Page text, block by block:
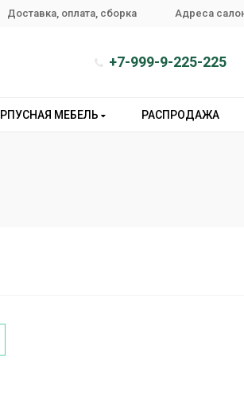
Доставка, оплата, сборка Адреса
+7-999-9-225-225
МЕБЕЛЬ РАСПРОДАЖА